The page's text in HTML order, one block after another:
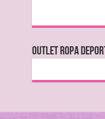
OUTLET ROPA